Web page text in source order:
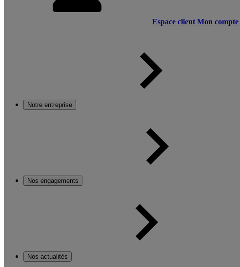
Espace client Mon compte
Notre entreprise
Nos engagements
Nos actualités